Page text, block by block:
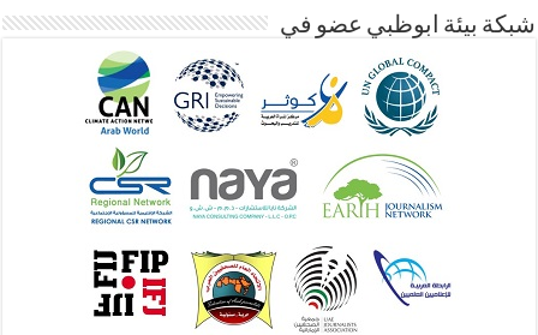
شبكة بيئة ابوظبي عضو في